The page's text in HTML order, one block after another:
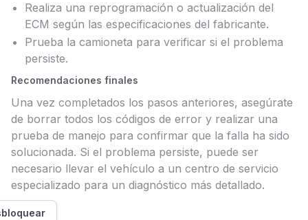
Realiza una reprogramación o actualización del
ECM según las especificaciones del fabricante.
Prueba la camioneta para verificar si el problema
persiste.
Recomendaciones finales
Una vez completados los pasos anteriores, asegúrate
de borrar todos los códigos de error y realizar una
prueba de manejo para confirmar que la falla ha sido
solucionada. Si el problema persiste, puede ser
necesario llevar el vehículo a un centro de servicio
especializado para un diagnóstico más detallado.